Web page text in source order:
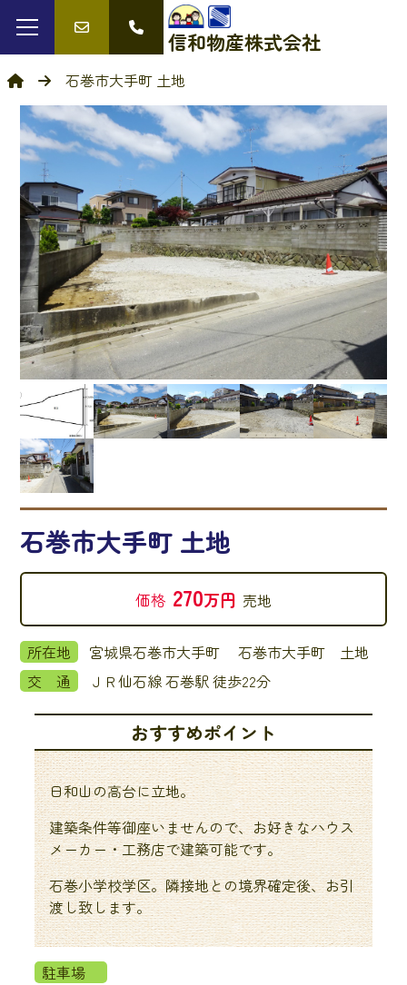
信和物産株式会社
石巻市大手町 土地
石巻市大手町 土地
価格 270万円 売地
所在地
宮城県石巻市大手町 石巻市大手町 土地
交 通
ＪＲ仙石線 石巻駅 徒歩22分
おすすめポイント
日和山の高台に立地。
建築条件等御座いませんので、お好きなハウス
メーカー・工務店で建築可能です。
石巻小学校学区。隣接地との境界確定後、お引
渡し致します。
駐車場